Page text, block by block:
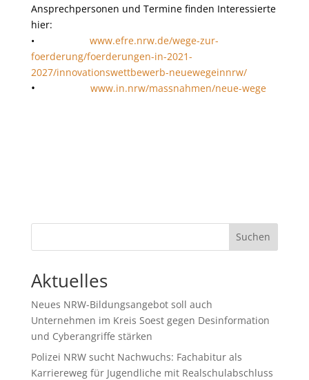
Ansprechpersonen und Termine finden Interessierte
hier:
•
www.efre.nrw.de/wege-zur-
foerderung/foerderungen-in-2021-
2027/innovationswettbewerb-neuewegeinnrw/
• www.in.nrw/massnahmen/neue-wege
Suchen
Aktuelles
Neues NRW-Bildungsangebot soll auch
Unternehmen im Kreis Soest gegen Desinformation
und Cyberangriffe stärken
Polizei NRW sucht Nachwuchs: Fachabitur als
Karriereweg für Jugendliche mit Realschulabschluss